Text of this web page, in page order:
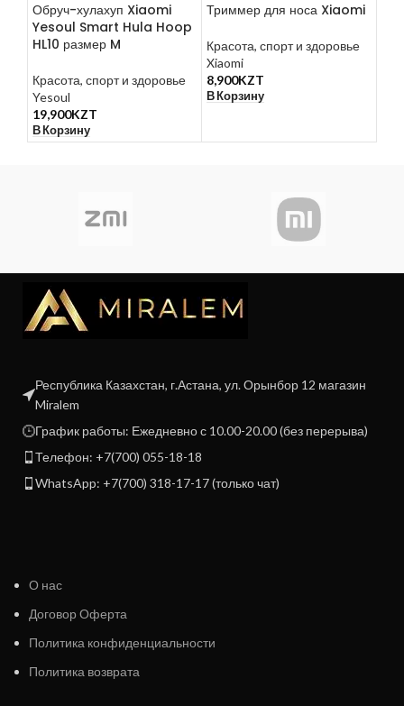
Обруч-хулахуп Xiaomi
Yesoul Smart Hula Hoop
HL10 размер M
Красота, спорт и здоровье
Yesoul
19,900KZT
В Корзину
Триммер для носа Xiaomi
Красота, спорт и здоровье
Xiaomi
8,900KZT
В Корзину
Республика Казахстан, г.Астана, ул. Орынбор 12 магазин
Miralem
График работы: Ежедневно с 10.00-20.00 (без перерыва)
Телефон: +7(700) 055-18-18
WhatsApp: +7(700) 318-17-17 (только чат)
О нас
Договор Оферта
Политика конфиденциальности
Политика возврата